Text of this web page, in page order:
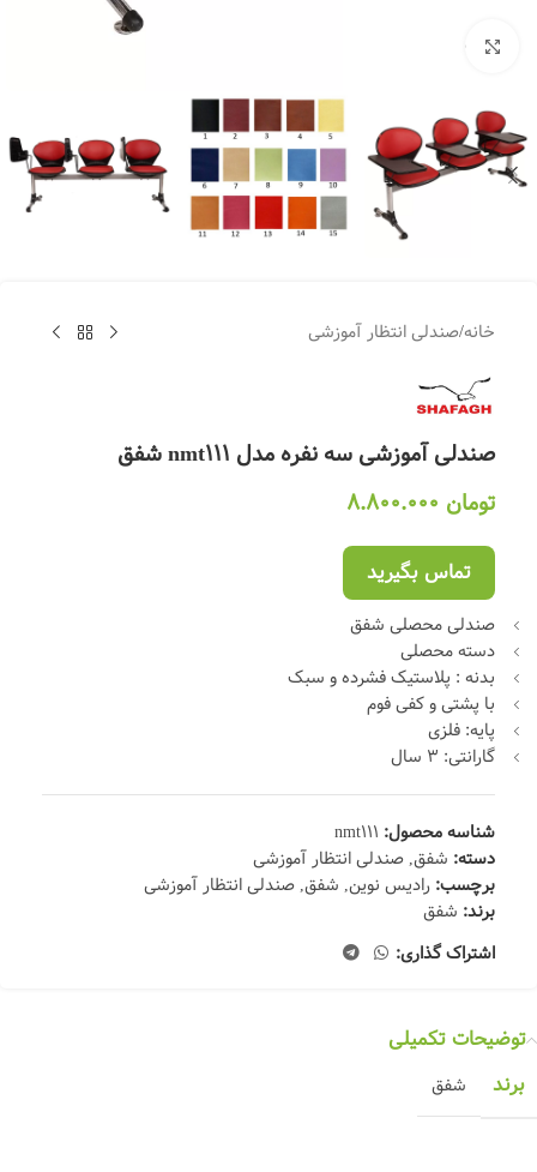
بزرگنمایی تصویر
خانه/صندلی انتظار آموزشی
صندلی آموزشی سه نفره مدل nmt111 شفق
تومان
تماس بگیرید
صندلی محصلی شفق
دسته محصلی
بدنه : پلاستیک فشرده و سبک
با پشتی و کفی فوم
پایه: فلزی
گارانتی: 3 سال
شناسه محصول: nmt111
دسته: شفق,صندلی انتظار آموزشی
برچسب: رادیس نوین, شفق,صندلی انتظار آموزشی
برند: شفق
اشتراک گذاری:
توضیحات تکمیلی
برند
شفق